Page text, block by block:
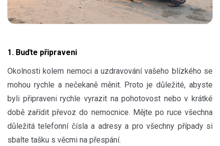
1. Buďte připraveni
Okolnosti kolem nemoci a uzdravování vašeho blízkého se
mohou rychle a nečekaně měnit. Proto je důležité, abyste
byli připraveni rychle vyrazit na pohotovost nebo v krátké
době zařídit převoz do nemocnice. Mějte po ruce všechna
důležitá telefonní čísla a adresy a pro všechny případy si
sbalte tašku s věcmi na přespání.